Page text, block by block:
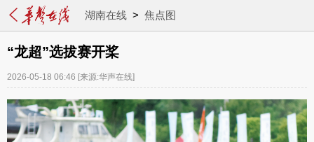
湖南在线> 焦点图
“龙超”选拔赛开桨
2026-05-18 06:46 [来源:华声在线]